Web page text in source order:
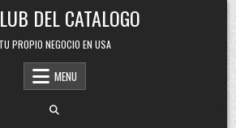
DEL CATALOGO
TU PROPIO NEGOCIO EN USA
MENU